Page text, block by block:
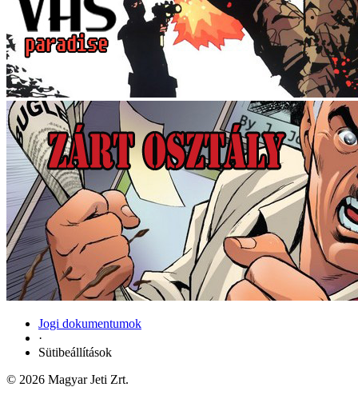
Jogi dokumentumok
·
Sütibeállítások
© 2026 Magyar Jeti Zrt.